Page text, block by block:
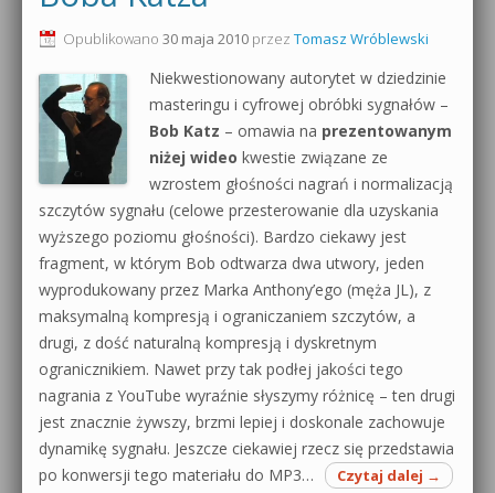
Produkcja muzyczna od podstaw
Sylenth1 od podstaw
Sound Forge od podstaw
Dubstep z syntezatorem Massive
Kontakt 5 Kompendium
Pakiety
0dB.pl - informacje
Newsletter
Materiały dla mediów
Archiwum aktualności
Polityka prywatności
Regulamin
Działanie sklepu internetowego
Wyszukiwanie
Opublikowano 30 maja 2010 przez Tomasz Wróblewski
Niekwestionowany autorytet w dziedzinie
masteringu i cyfrowej obróbki sygnałów –
Bob Katz – omawia na prezentowanym
niżej wideo kwestie związane ze
wzrostem głośności nagrań i normalizacją
szczytów sygnału (celowe przesterowanie dla uzyskania
wyższego poziomu głośności). Bardzo ciekawy jest
fragment, w którym Bob odtwarza dwa utwory, jeden
wyprodukowany przez Marka Anthony’ego (męża JL), z
maksymalną kompresją i ograniczaniem szczytów, a
drugi, z dość naturalną kompresją i dyskretnym
ogranicznikiem. Nawet przy tak podłej jakości tego
nagrania z YouTube wyraźnie słyszymy różnicę – ten drugi
jest znacznie żywszy, brzmi lepiej i doskonale zachowuje
dynamikę sygnału. Jeszcze ciekawiej rzecz się przedstawia
po konwersji tego materiału do MP3…
Czytaj dalej →